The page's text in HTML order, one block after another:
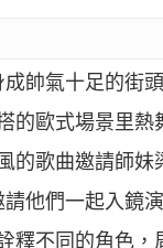
帥氣十足的街
的歐式場景里熱
的歌曲邀請師妹
他們一起入鏡
釋不同的角色，